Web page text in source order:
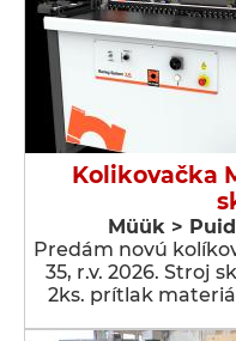
Kolikovačka
Müük >
Predám novú
35, r.v. 2026. Stroj
2ks. prítlak